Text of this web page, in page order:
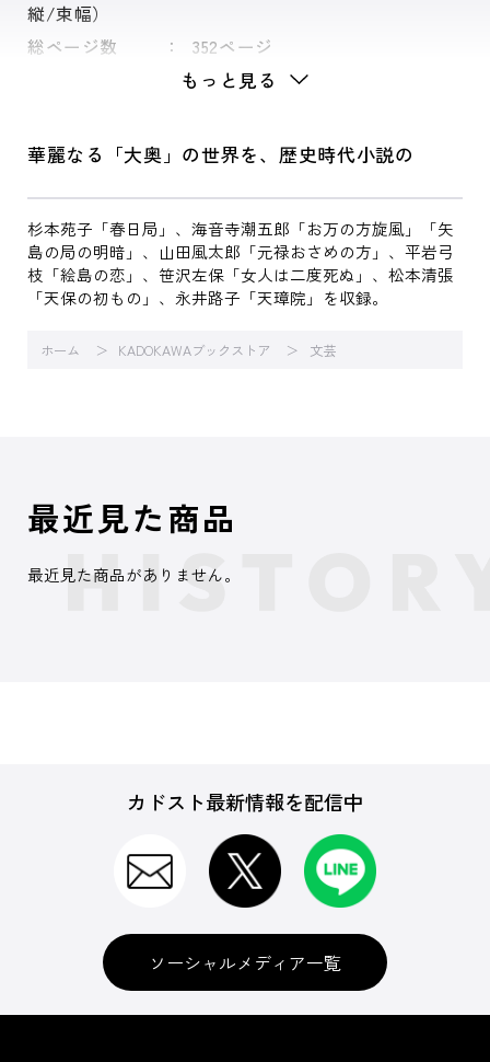
縦/束幅）
総ページ数 352ページ
もっと見る
華麗なる「大奥」の世界を、歴史時代小説の
杉本苑子「春日局」、海音寺潮五郎「お万の方旋風」「矢
島の局の明暗」、山田風太郎「元禄おさめの方」、平岩弓
枝「絵島の恋」、笹沢左保「女人は二度死ぬ」、松本清張
「天保の初もの」、永井路子「天璋院」を収録。
ホーム KADOKAWAブックストア 文芸
最近見た商品
最近見た商品がありません。
カドスト最新情報を配信中
ソーシャルメディア一覧